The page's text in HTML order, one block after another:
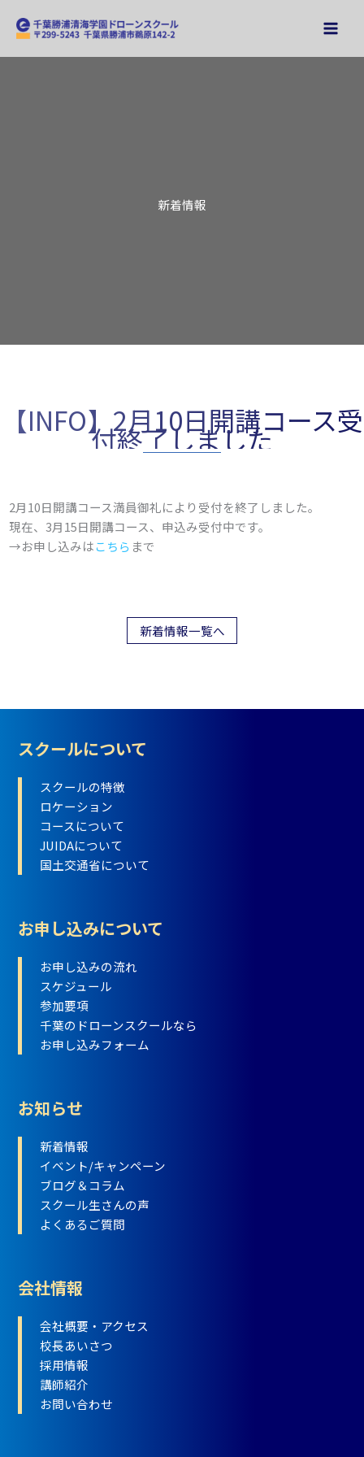
新着情報
【INFO】2月10日開講コース受
付終了しました
2月10日開講コース満員御礼により受付を終了しました。
現在、3月15日開講コース、申込み受付中です。
→お申し込みはこちら まで
新着情報一覧へ
スクールについて
スクールの特徴
ロケーション
コースについて
JUIDAについて
国土交通省について
お申し込みについて
お申し込みの流れ
スケジュール
参加要項
千葉のドローンスクールなら
お申し込みフォーム
お知らせ
新着情報
イベント/キャンペーン
ブログ＆コラム
スクール生さんの声
よくあるご質問
会社情報
会社概要・アクセス
校長あいさつ
採用情報
講師紹介
お問い合わせ